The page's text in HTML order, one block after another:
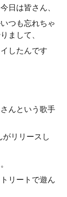
日は皆さん、
つも忘れちゃ
まして、
したんです
んという歌手
リリースし
リートで遊ん